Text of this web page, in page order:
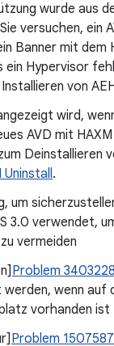
wurde aus
versuchen, ein
Banner mit dem
ein Hypervisor
von
Deinstallieren
Uninstall.
um
3.0 verwendet,
vermeiden
Problem
wenn auf
vorhanden ist
Problem